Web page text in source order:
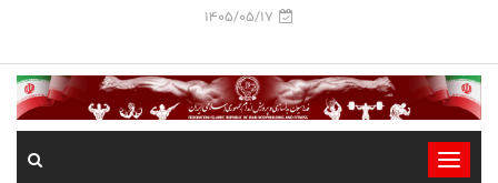
1405/05/17
-